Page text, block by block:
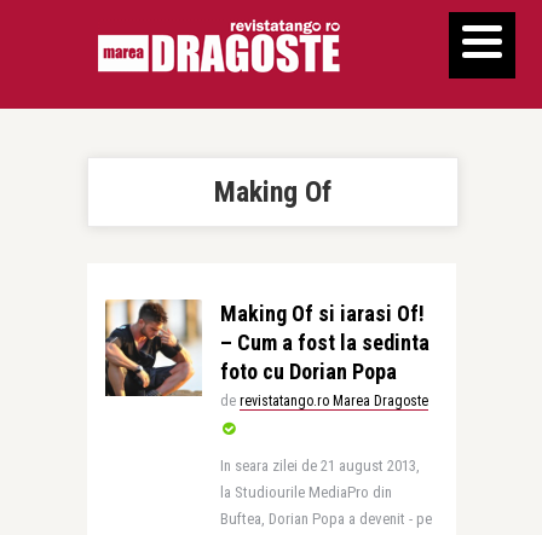
Making Of
Making Of si iarasi Of!
– Cum a fost la sedinta
foto cu Dorian Popa
de revistatango.ro Marea Dragoste
In seara zilei de 21 august 2013,
la Studiourile MediaPro din
Buftea, Dorian Popa a devenit - pe